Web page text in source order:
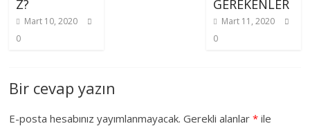
Z?
Mart 10, 2020
0
GEREKENLER
Mart 11, 2020
0
Bir cevap yazın
E-posta hesabınız yayımlanmayacak. Gerekli alanlar* ile